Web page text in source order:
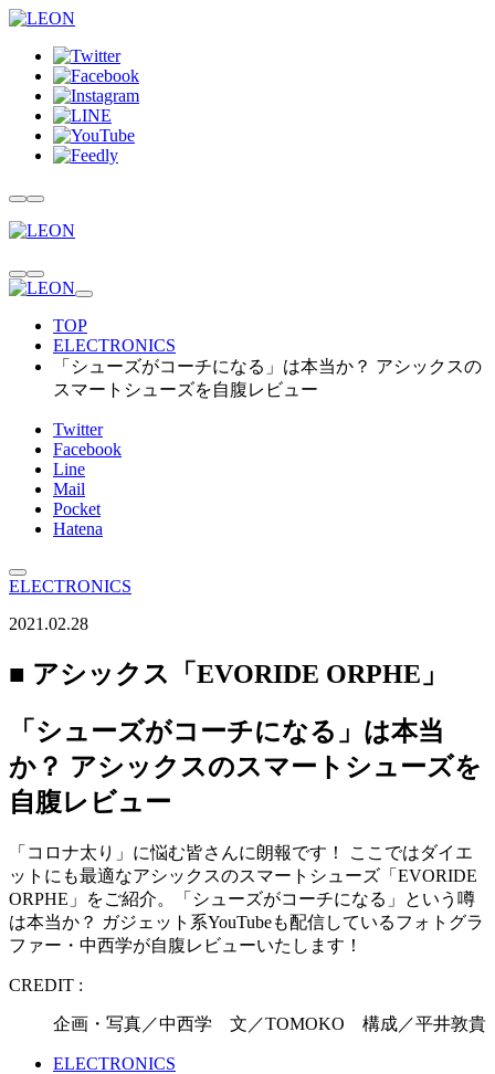
TOP
ELECTRONICS
「シューズがコーチになる」は本当か？ アシックスの
スマートシューズを自腹レビュー
Twitter
Facebook
Line
Mail
Pocket
Hatena
ELECTRONICS
2021.02.28
■ アシックス「EVORIDE ORPHE」
「シューズがコーチになる」は本当
か？ アシックスのスマートシューズを
自腹レビュー
「コロナ太り」に悩む皆さんに朗報です！ ここではダイエ
ットにも最適なアシックスのスマートシューズ「EVORIDE
ORPHE」をご紹介。「シューズがコーチになる」という噂
は本当か？ ガジェット系YouTubeも配信しているフォトグラ
ファー・中西学が自腹レビューいたします！
CREDIT :
企画・写真／中西学 文／TOMOKO 構成／平井敦貴
ELECTRONICS